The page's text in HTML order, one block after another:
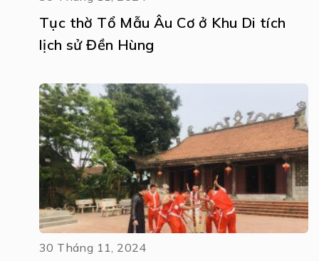
Tục thờ Tổ Mẫu Âu Cơ ở Khu Di tích
lịch sử Đền Hùng
30 Tháng 11, 2024